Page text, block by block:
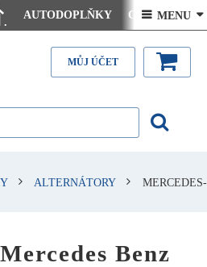
.
AUTODOPLŇKY Ceny doručení
Články - návody Kontakt
 MENU 
MŮJ ÚČET
ALTERNÁTORY
MERCEDES-
Benz